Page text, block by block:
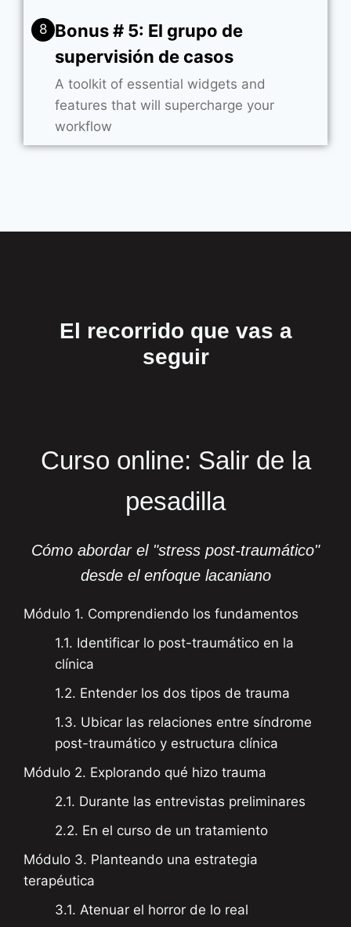
8 Bonus # 5: El grupo de
supervisión de casos
A toolkit of essential widgets and
features that will supercharge your
workflow
El recorrido que vas a
seguir
Curso online: Salir de la
pesadilla
Cómo abordar el "stress post-traumático"
desde el enfoque lacaniano
Módulo 1. Comprendiendo los fundamentos
1.1. Identificar lo post-traumático en la
clínica
1.2. Entender los dos tipos de trauma
1.3. Ubicar las relaciones entre síndrome
post-traumático y estructura clínica
Módulo 2. Explorando qué hizo trauma
2.1. Durante las entrevistas preliminares
2.2. En el curso de un tratamiento
Módulo 3. Planteando una estrategia
terapéutica
3.1. Atenuar el horror de lo real